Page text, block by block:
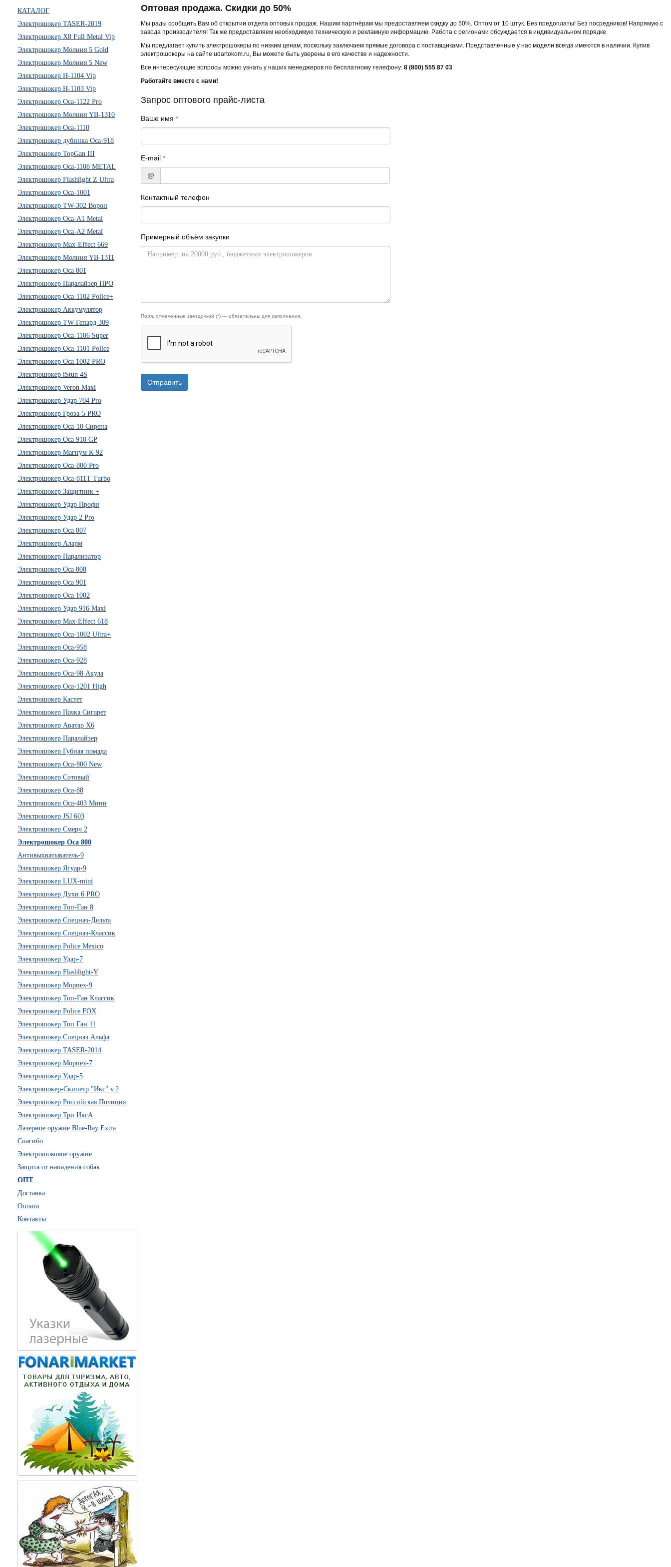
КАТАЛОГ
Электрошокер TASER-2019
Электрошокер X8 Full Metal Vip
Электрошокер Молния 5 Gold
Электрошокер Молния 5 New
Электрошокер H-1104 Vip
Электрошокер H-1103 Vip
Электрошокер Оса-1122 Pro
Электрошокер Молния YB-1310
Электрошокер Оса-1110
Электрошокер дубинка Оса-918
Электрошокер TopGan III
Электрошокер Оса-1108 METAL
Электрошокер Flashlight Z Ultra
Электрошокер Оса-1001
Электрошокер TW-302 Ворон
Электрошокер Оса-А1 Metal
Электрошокер Оса-А2 Metal
Электрошокер Max-Effect 669
Электрошокер Молния YB-1311
Электрошокер Оса 801
Электрошокер Паралайзер ПРО
Электрошокер Оса-1102 Police+
Электрошокер Аккумулятор
Электрошокер TW-Гепард 309
Электрошокер Оса-1106 Super
Электрошокер Оса-1101 Police
Электрошокер Оса 1002 PRO
Электрошокер iStun 4S
Электрошокер Veron Maxi
Электрошокер Удар 704 Pro
Электрошокер Гроза-5 PRO
Электрошокер Оса-10 Сирена
Электрошокер Оса 910 GP
Электрошокер Магнум К-92
Электрошокер Оса-800 Pro
Электрошокер Оса-811Т Turbo
Электрошокер Защитник +
Электрошокер Удар Профи
Электрошокер Удар 2 Pro
Электрошокер Оса 807
Электрошокер Аларм
Электрошокер Парализатор
Электрошокер Оса 808
Электрошокер Оса 901
Электрошокер Оса 1002
Электрошокер Удар 916 Maxi
Электрошокер Max-Effect 618
Электрошокер Оса-1002 Ultra+
Электрошокер Оса-958
Электрошокер Оса-928
Электрошокер Оса-98 Акула
Электрошокер Оса-1201 High
Электрошокер Кастет
Электрошокер Пачка Сигарет
Электрошокер Аватар Х6
Электрошокер Паралайзер
Электрошокер Губная помада
Электрошокер Оса-800 New
Электрошокер Сотовый
Электрошокер Оса-88
Электрошокер Оса-403 Мини
Электрошокер JSJ 603
Электрошокер Смерч 2
Электрошокер Оса 800
Антивыхватыватель-9
Электрошокер Ягуар-9
Электрошокер LUX-mini
Электрошокер Духи 6 PRO
Электрошокер Топ-Ган 8
Электрошокер Спецназ-Дельта
Электрошокер Спецназ-Классик
Электрошокер Police Mexico
Электрошокер Удар-7
Электрошокер Flashlight-Y
Электрошокер Морпех-9
Электрошокер Топ-Ган Классик
Электрошокер Police FOX
Электрошокер Топ Ган 11
Электрошокер Спецназ Альфа
Электрошокер TASER-2014
Электрошокер Морпех-7
Электрошокер Удар-5
Электрошокер-Скипетр "Икс" v.2
Электрошокер Российская Полиция
Электрошокер Три ИксА
Лазерное оружие Blue-Ray Extra
Спасибо
Электрошоковое оружие
Защита от нападения собак
ОПТ
Доставка
Оплата
Контакты
Оптовая продажа. Скидки до 50%
Мы рады сообщить Вам об открытии отдела оптовых продаж. Нашим партнёрам мы предоставляем скидку до 50%. Оптом от 10 штук. Без предоплаты! Без посредников! Напрямую с
завода производителя! Так же предоставляем необходимую техническую и рекламную информацию. Работа с регионами обсуждается в индивидуальном порядке.
Мы предлагает купить электрошокеры по низким ценам, поскольку заключаем прямые договора с поставщиками. Представленные у нас модели всегда имеются в наличии. Купив
электрошокеры на сайте udartokom.ru, Вы можете быть уверены в его качестве и надежности.
Все интересующие вопросы можно узнать у наших менеджеров по бесплатному телефону: 8 (800) 555 87 03
Работайте вместе с нами!
Запрос оптового прайс-листа
Ваше имя *
E-mail *
@
Контактный телефон
Примерный объём закупки
Поля, отмеченные звездочкой (*) — обязательны для заполнения.
Отправить